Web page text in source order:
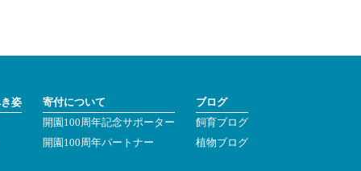
姿
寄付について
開園100周年記念サポーター
開園100周年パートナー
ブログ
飼育ブログ
植物ブログ